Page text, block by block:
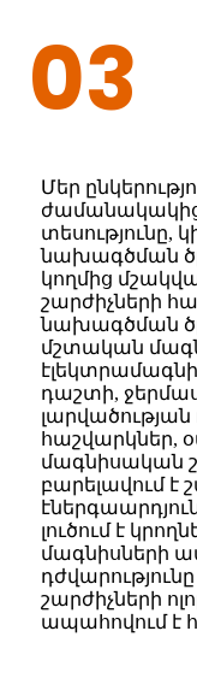
03
Մեր
տեսությունը,
նախագծման
կողմից
շարժիչների
նախագծման
մշտական
դաշտի,
լարվածության
հաշվարկներ,
մագնիսական
բարելավում է
լուծում է
մագնիսների
շարժիչների
ապահովում է